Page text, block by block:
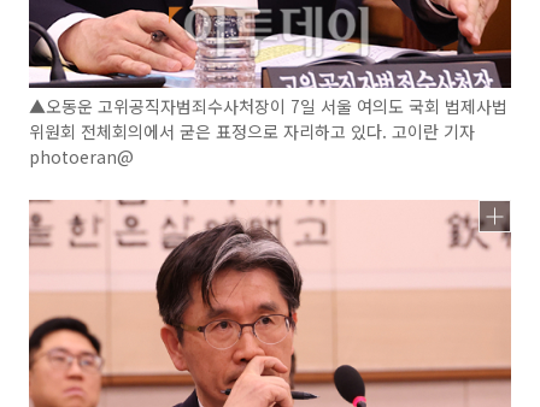
▲오동운 고위공직자범죄수사처장이 7일 서울 여의도 국회 법제사법
위원회 전체회의에서 굳은 표정으로 자리하고 있다. 고이란 기자
photoeran@